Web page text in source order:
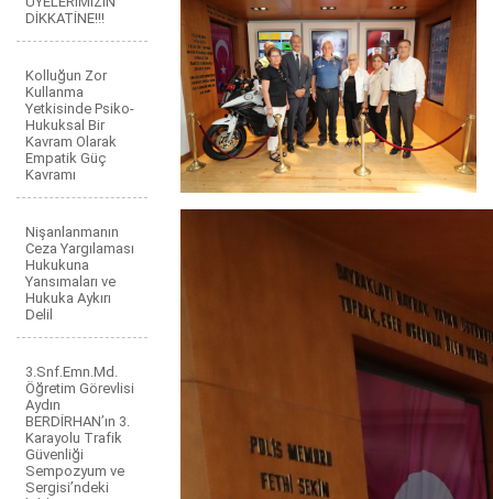
DİKKATİNE!!!
Kolluğun Zor
Kullanma
Yetkisinde Psiko-
Hukuksal Bir
Kavram Olarak
Empatik Güç
Kavramı
Nişanlanmanın
Ceza Yargılaması
Hukukuna
Yansımaları ve
Hukuka Aykırı
Delil
3.Snf.Emn.Md.
Öğretim Görevlisi
Aydın
BERDİRHAN’ın 3.
Karayolu Trafik
Güvenliği
Sempozyum ve
Sergisi’ndeki